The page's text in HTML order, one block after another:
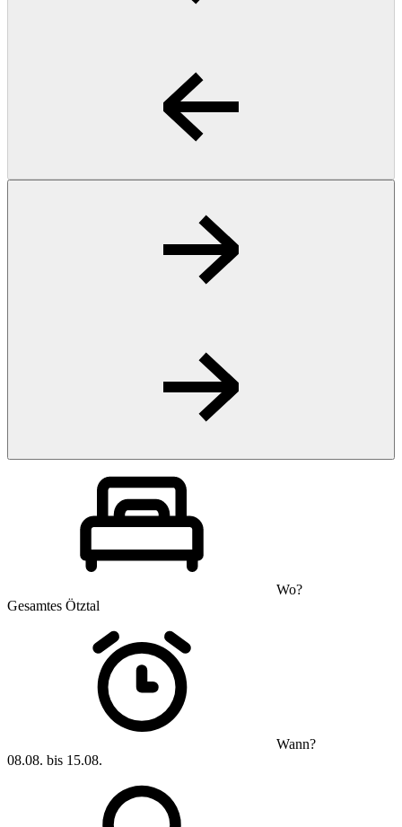
Wo?
Gesamtes Ötztal
Wann?
08.08. bis 15.08.